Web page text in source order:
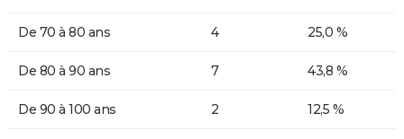
De 70 à 80 ans 4 25,0 %
De 80 à 90 ans 7 43,8 %
De 90 à 100 ans 2 12,5 %